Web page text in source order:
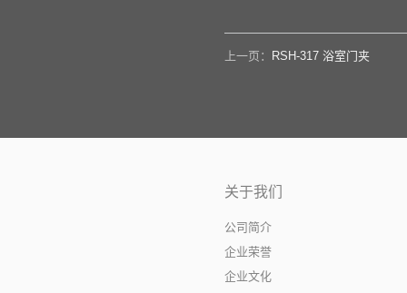
上一页： RSH-317 浴室门夹
关于我们
公司简介
企业荣誉
企业文化